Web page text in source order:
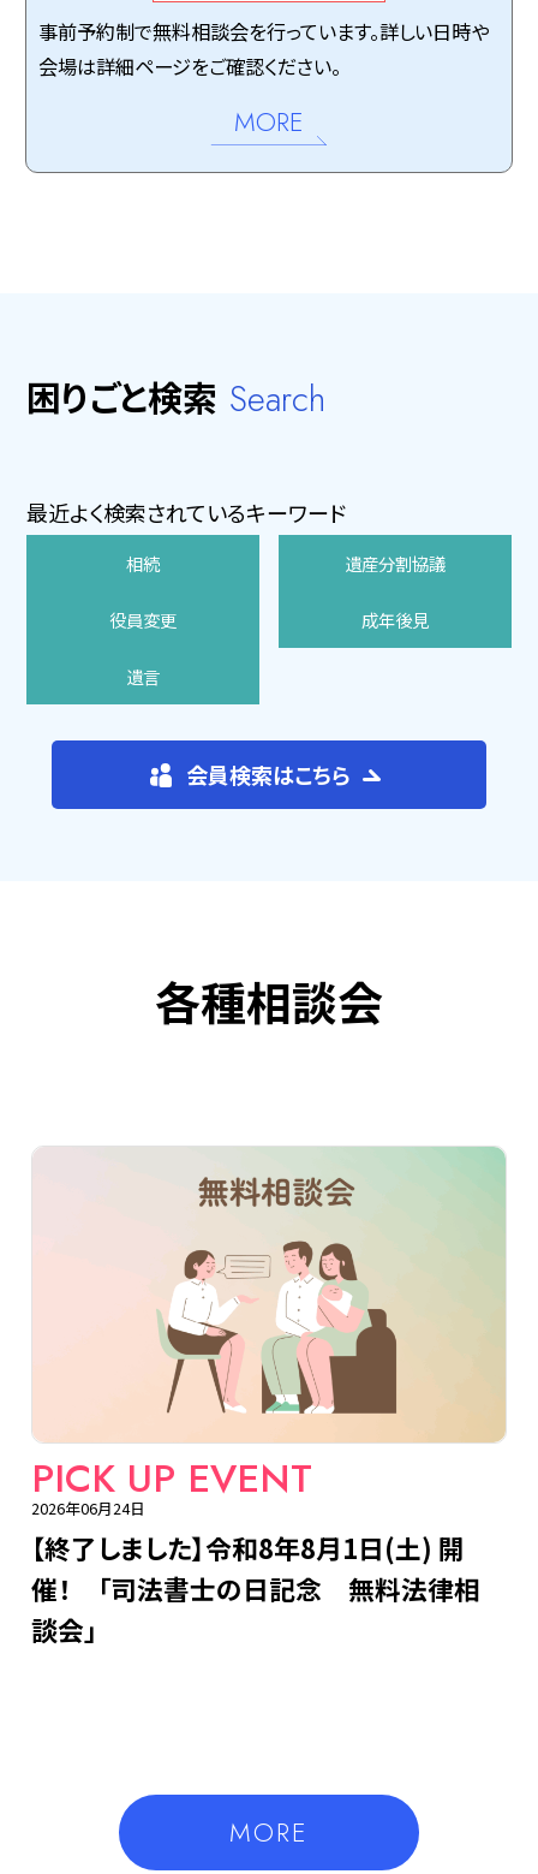
事前予約制で無料相談会を行っています。詳しい日時や
会場は詳細ページをご確認ください。
MORE
困りごと検索 Search
最近よく検索されているキーワード
相続 遺産分割協議
役員変更 成年後見
遺言
会員検索はこちら
各種相談会
PICK UP EVENT
2026年06月24日
【終了しました】令和8年8月1日(土) 開
催！ 「司法書士の日記念 無料法律相
談会」
MORE